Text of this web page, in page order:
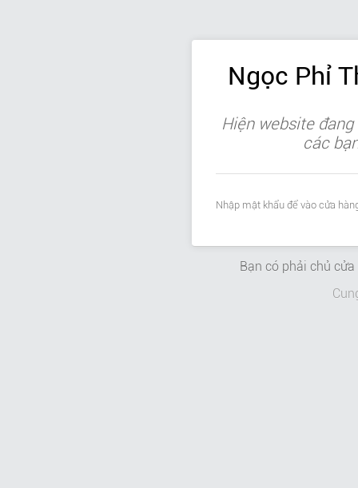
Ngọc Phỉ
Hiện website
các
Nhập mật khẩu để vào cửa
Bạn có phải chủ